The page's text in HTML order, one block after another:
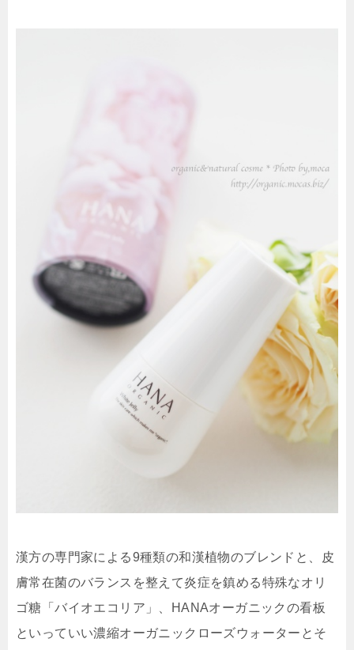
漢方の専門家による9種類の和漢植物のブレンドと、皮
膚常在菌のバランスを整えて炎症を鎮める特殊なオリ
ゴ糖「バイオエコリア」、HANAオーガニックの看板
といっていい濃縮オーガニックローズウォーターとそ